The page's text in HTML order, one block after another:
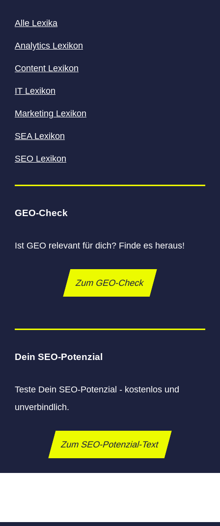
Alle Lexika
Analytics Lexikon
Content Lexikon
IT Lexikon
Marketing Lexikon
SEA Lexikon
SEO Lexikon
GEO-Check
Ist GEO relevant für dich? Finde es heraus!
Zum GEO-Check
Dein SEO-Potenzial
Teste Dein SEO-Potenzial - kostenlos und
unverbindlich.
Zum SEO-Potenzial-Text